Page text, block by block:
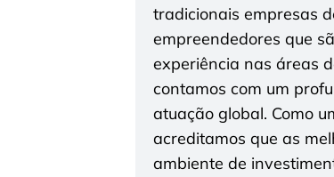
tradicionais empresas
empreendedores que
experiência nas áreas
contamos com um
atuação global. Como
acreditamos que as
ambiente de